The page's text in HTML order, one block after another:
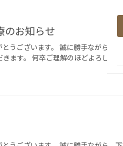
のお知らせ
うございます。 誠に勝手ながら、下
ます。 何卒ご理解のほどよろしく